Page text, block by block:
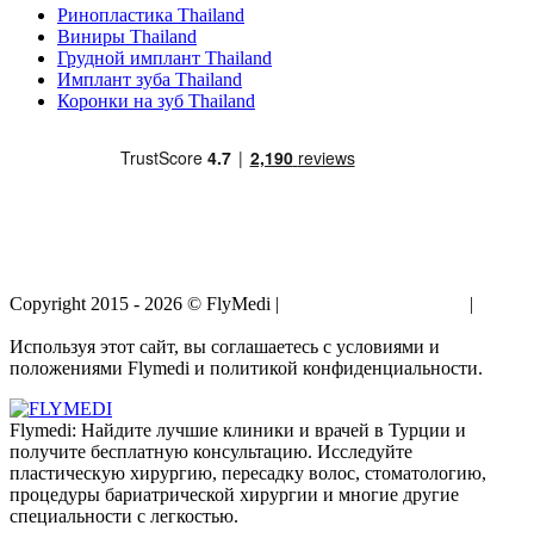
Ринопластика Thailand
Виниры Thailand
Грудной имплант Thailand
Имплант зуба Thailand
Коронки на зуб Thailand
Copyright 2015 - 2026 © FlyMedi |
|
Используя этот сайт, вы соглашаетесь с условиями и
положениями Flymedi и политикой конфиденциальности.
Flymedi: Найдите лучшие клиники и врачей в Турции и
получите бесплатную консультацию. Исследуйте
пластическую хирургию, пересадку волос, стоматологию,
процедуры бариатрической хирургии и многие другие
специальности с легкостью.